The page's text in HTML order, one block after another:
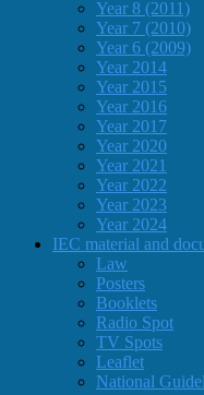
Year 8 (2011)
Year 7 (2010)
Year 6 (2009)
Year 2014
Year 2015
Year 2016
Year 2017
Year 2020
Year 2021
Year 2022
Year 2023
Year 2024
IEC material and
Law
Posters
Booklets
Radio Spot
TV Spots
Leaflet
National